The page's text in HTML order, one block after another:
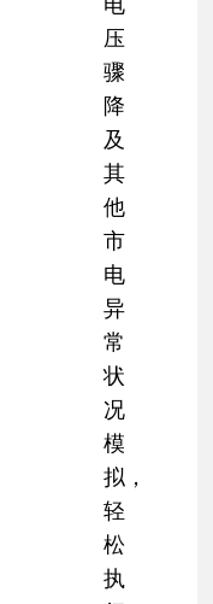
电
压
骤
降
及
其
他
市
电
异
常
状
况
模
拟，
轻
松
执